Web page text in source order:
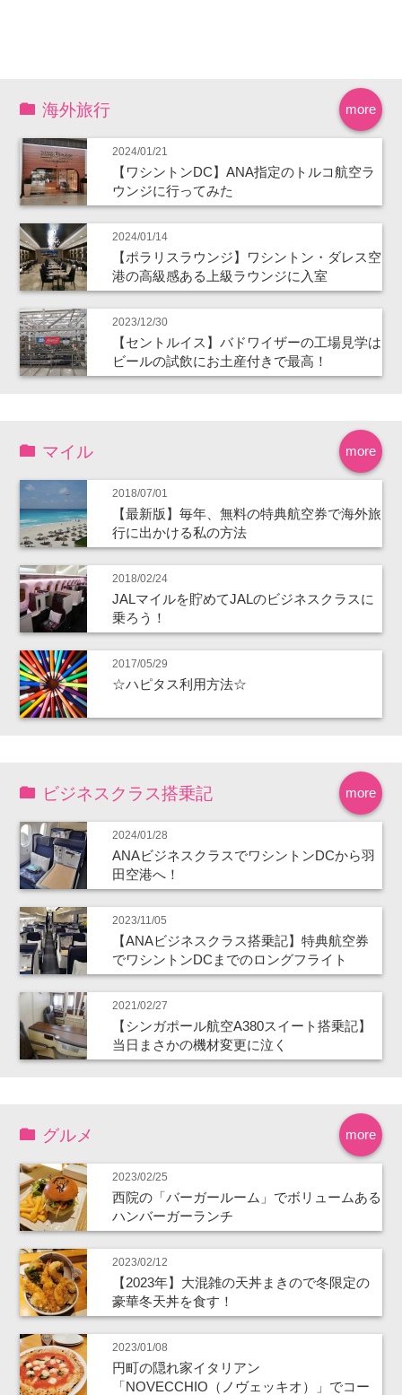
more
海外旅行
2024/01/21
【ワシントンDC】ANA指定のトルコ航空ラ
ウンジに行ってみた
2024/01/14
【ポラリスラウンジ】ワシントン・ダレス空
港の高級感ある上級ラウンジに入室
2023/12/30
【セントルイス】バドワイザーの工場見学は
ビールの試飲にお土産付きで最高！
more
マイル
2018/07/01
【最新版】毎年、無料の特典航空券で海外旅
行に出かける私の方法
2018/02/24
JALマイルを貯めてJALのビジネスクラスに
乗ろう！
2017/05/29
☆ハピタス利用方法☆
more
ビジネスクラス搭乗記
2024/01/28
ANAビジネスクラスでワシントンDCから羽
田空港へ！
2023/11/05
【ANAビジネスクラス搭乗記】特典航空券
でワシントンDCまでのロングフライト
2021/02/27
【シンガポール航空A380スイート搭乗記】
当日まさかの機材変更に泣く
more
グルメ
2023/02/25
西院の「バーガールーム」でボリュームある
ハンバーガーランチ
2023/02/12
【2023年】大混雑の天丼まきので冬限定の
豪華冬天丼を食す！
2023/01/08
円町の隠れ家イタリアン
「NOVECCHIO（ノヴェッキオ）」でコー